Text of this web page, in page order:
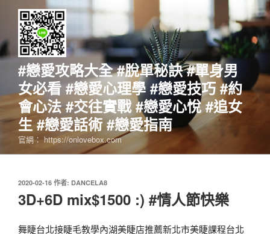
要
#戀愛攻略大全 #脫單秘訣 #單身男
女必看 #戀愛心理學 #戀愛技巧 #約
會心法 #交往實戰 #戀愛心悅 #追女
生 #戀愛話術 #戀愛指南
官網： https://onlovebox.com
發
於
2020-02-16 作者: DANCELA8
3D+6D mix$1500 :) #情人節快樂
舞睫台北接睫毛教學內湖美睫店推薦新北市美睫課程台北